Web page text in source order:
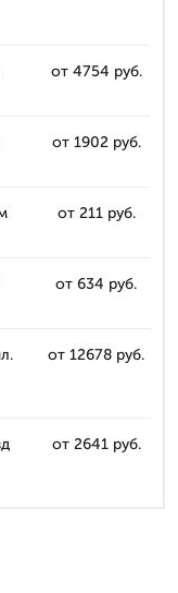
от 4754 руб.
от 1902 руб.
от 211 руб.
от 634 руб.
от 12678 руб.
от 2641 руб.